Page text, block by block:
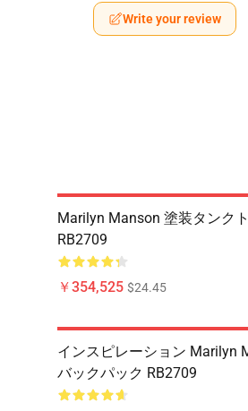
Write your review
Marilyn Manson 塗装タンク
RB2709
￥354,525 $24.45
インスピレーション Marilyn
バックパック RB2709